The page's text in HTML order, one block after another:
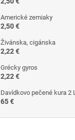
Americké zemiaky
2,50 €
Živánska, cigánska
2,22 €
Grécky gyros
2,22 €
Davídkovo pečené kura 2 L
65 €